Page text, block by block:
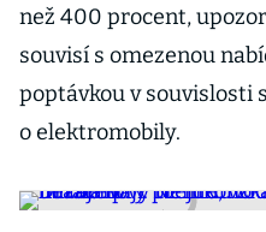
než 400 procent,
souvisí s omezenou
poptávkou v souvislosti
o elektromobily.